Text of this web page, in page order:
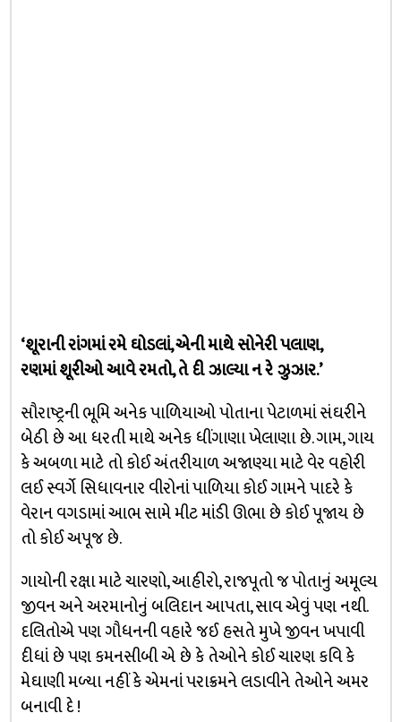
‘શૂરાની રાંગમાં રમે ઘોડલાં, એની માથે સોનેરી પલાણ,
રણમાં શૂરીઓ આવે રમતો, તે દી ઝાલ્યા ન રે ઝુઝાર.’
સૌરાષ્ટ્રની ભૂમિ અનેક પાળિયાઓ પોતાના પેટાળમાં સંઘરીને
બેઠી છે આ ધરતી માથે અનેક ધીંગાણા ખેલાણા છે. ગામ, ગાય
કે અબળા માટે તો કોઈ અંતરીયાળ અજાણ્યા માટે વેર વહોરી
લઈ સ્વર્ગે સિધાવનાર વીરોનાં પાળિયા કોઈ ગામને પાદરે કે
વેરાન વગડામાં આભ સામે મીટ માંડી ઊભા છે કોઈ પૂજાય છે
તો કોઈ અપૂજ છે.
ગાયોની રક્ષા માટે ચારણો, આહીરો, રાજપૂતો જ પોતાનું અમૂલ્ય
જીવન અને અરમાનોનું બલિદાન આપતા, સાવ એવું પણ નથી.
દલિતોએ પણ ગૌધનની વહારે જઈ હસતે મુખે જીવન ખપાવી
દીધાં છે પણ કમનસીબી એ છે કે તેઓને કોઈ ચારણ કવિ કે
મેઘાણી મળ્યા નહીં કે એમનાં પરાક્રમને લડાવીને તેઓને અમર
બનાવી દે !